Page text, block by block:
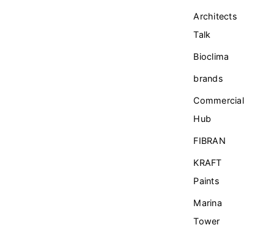
Architects
Talk
Bioclima
brands
Commercial
Ηub
FIBRAN
KRAFT
Paints
Marina
Tower